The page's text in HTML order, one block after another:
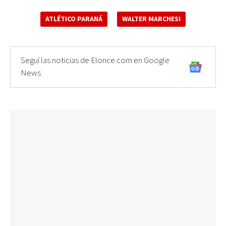
ATLÉTICO PARANÁ WALTER MARCHESI
Seguí las noticias de Elonce.com en Google
News